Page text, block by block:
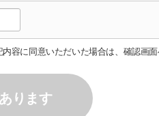
容に同意いただいた場合は、確認画面
ります